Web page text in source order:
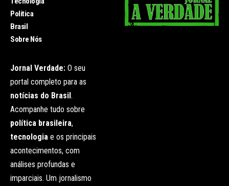
Politica
Brasil
Sobre Nós
Jornal Verdade: O seu
portal completo para as
notícias do Brasil .
Acompanhe tudo sobre
política brasileira,
tecnologia e os principais
acontecimentos, com
análises profundas e
imparciais. Um jornalismo